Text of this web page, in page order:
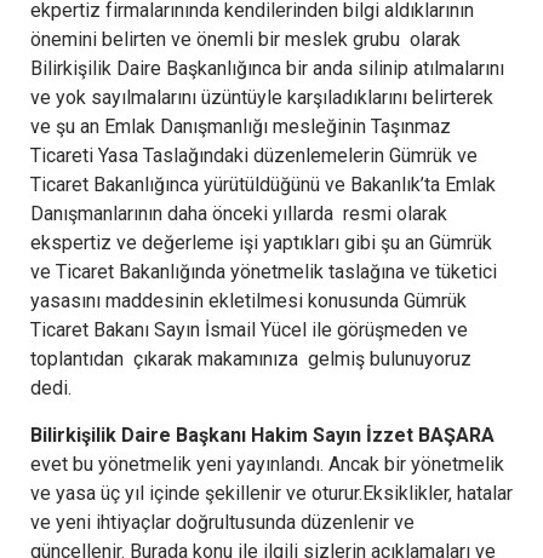
ekpertiz firmalarınında kendilerinden bilgi aldıklarının
önemini belirten ve önemli bir meslek grubu olarak
Bilirkişilik Daire Başkanlığınca bir anda silinip atılmalarını
ve yok sayılmalarını üzüntüyle karşıladıklarını belirterek
ve şu an Emlak Danışmanlığı mesleğinin Taşınmaz
Ticareti Yasa Taslağındaki düzenlemelerin Gümrük ve
Ticaret Bakanlığınca yürütüldüğünü ve Bakanlık’ta Emlak
Danışmanlarının daha önceki yıllarda resmi olarak
ekspertiz ve değerleme işi yaptıkları gibi şu an Gümrük
ve Ticaret Bakanlığında yönetmelik taslağına ve tüketici
yasasını maddesinin ekletilmesi konusunda Gümrük
Ticaret Bakanı Sayın İsmail Yücel ile görüşmeden ve
toplantıdan çıkarak makamınıza gelmiş bulunuyoruz
dedi.
Bilirkişilik Daire Başkanı Hakim Sayın İzzet BAŞARA
evet bu yönetmelik yeni yayınlandı. Ancak bir yönetmelik
ve yasa üç yıl içinde şekillenir ve oturur.Eksiklikler, hatalar
ve yeni ihtiyaçlar doğrultusunda düzenlenir ve
güncellenir. Burada konu ile ilgili sizlerin açıklamaları ve